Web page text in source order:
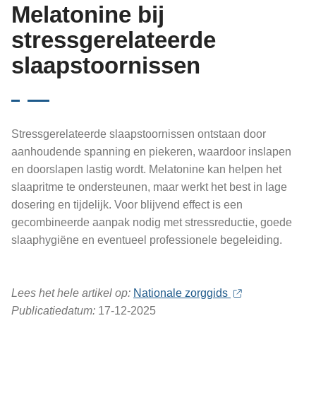
Melatonine bij
stressgerelateerde
slaapstoornissen
Stressgerelateerde slaapstoornissen ontstaan door
aanhoudende spanning en piekeren, waardoor inslapen
en doorslapen lastig wordt. Melatonine kan helpen het
slaapritme te ondersteunen, maar werkt het best in lage
dosering en tijdelijk. Voor blijvend effect is een
gecombineerde aanpak nodig met stressreductie, goede
slaaphygiëne en eventueel professionele begeleiding.
Lees het hele artikel op: Nationale zorggids
Publicatiedatum: 17-12-2025